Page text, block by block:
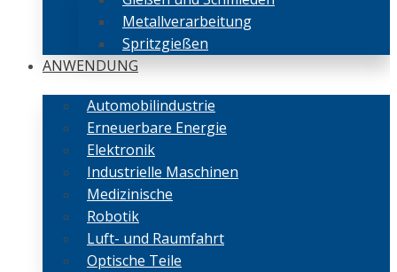
Metallverarbeitung
Spritzgießen
ANWENDUNG
Automobilindustrie
Erneuerbare Energie
Elektronik
Industrielle Maschinen
Medizinische
Robotik
Luft- und Raumfahrt
Optische Teile